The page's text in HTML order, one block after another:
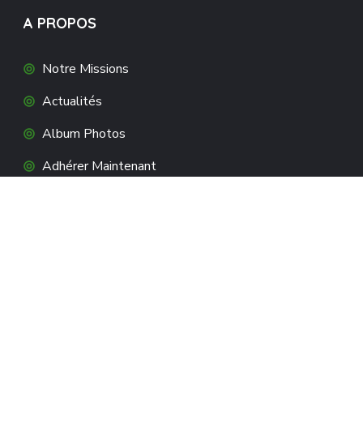
A PROPOS
Notre Missions
Actualités
Album Photos
Adhérer Maintenant